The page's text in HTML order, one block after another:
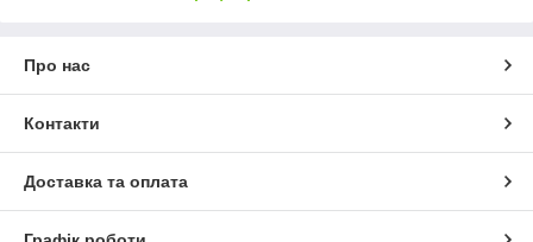
Про нас
Контакти
Доставка та оплата